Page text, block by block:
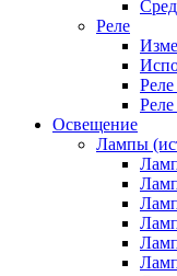
Реле
Освещение
Лампы